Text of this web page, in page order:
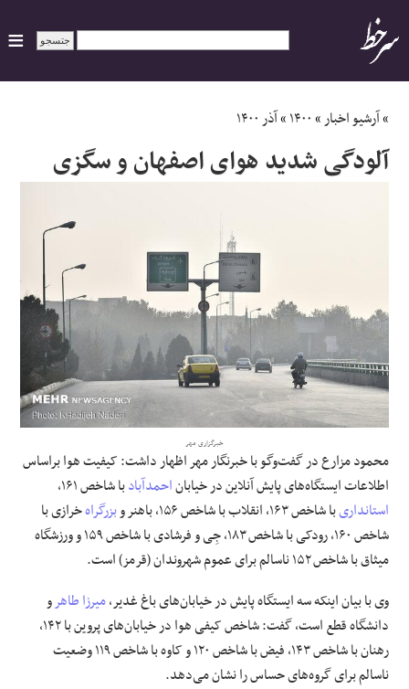
ایران
سیاسی
جهان
اجتماعی
حوادث
فرهنگی و هنری
مقالات
»آرشیو اخبار»۱۴۰۰»آذر ۱۴۰۰
آلودگی شدید هوای اصفهان و سگزی
خبرگزاری مهر
محمود مزارع در گفت‌وگو با خبرنگار مهر اظهار داشت: کیفیت هوابراساس
اطلاعات ایستگاه‌های پایش آنلاین در خیاباناحمدآبادبا شاخص ۱۶۱،
استانداریبا شاخص ۱۶۳، انقلاب با شاخص ۱۵۶، باهنر و بزرگراهخرازی با
شاخص ۱۶۰، رودکی با شاخص ۱۸۳،
جِی
و فرشادی با شاخص ۱۵۹ و ورزشگاه
میثاق با شاخص ۱۵۲ ناسالم برای عموم شهروندان (قرمز) است.
وی با بیان اینکه سه ایستگاه پایش در خیابان‌های باغ غدیر،میرزا طاهرو
دانشگاه قطع است، گفت: شاخص کیفی هوا در خیابان‌های پروین با ۱۴۲،
رهنان با شاخص ۱۴۳، فیض با شاخص ۱۲۰ و کاوه با شاخص ۱۱۹ وضعیت
ناسالم برای گروه‌های حساس را نشان می‌دهد.